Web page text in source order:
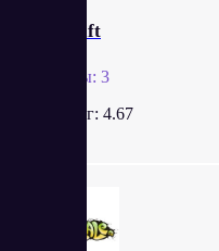
Unicraft
Отзывы: 3
Рейтинг: 4.67